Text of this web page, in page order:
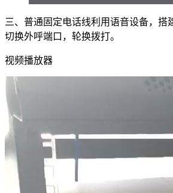
三、普通固定电话线利用语音设备，搭
切换外呼端口，轮换拨打。
视频播放器